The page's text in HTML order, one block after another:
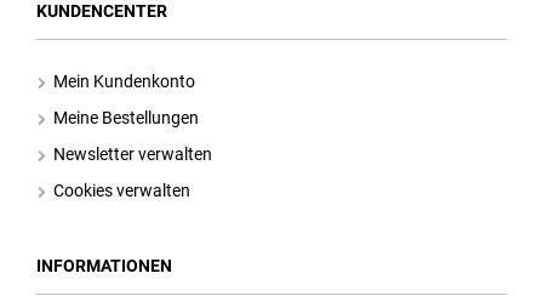
KUNDENCENTER
Mein Kundenkonto
Meine Bestellungen
Newsletter verwalten
Cookies verwalten
INFORMATIONEN